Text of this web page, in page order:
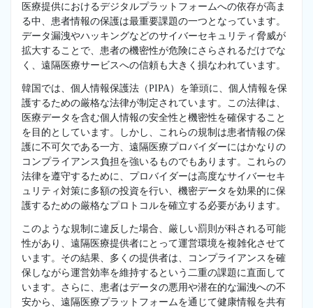
医療提供におけるデジタルプラットフォームへの依存が高ま
る中、患者情報の保護は最重要課題の一つとなっています。
データ漏洩やハッキングなどのサイバーセキュリティ脅威が
拡大することで、患者の機密性が危険にさらされるだけでな
く、遠隔医療サービスへの信頼も大きく損なわれています。
韓国では、個人情報保護法（PIPA）を筆頭に、個人情報を保
護するための厳格な法律が制定されています。この法律は、
医療データを含む個人情報の安全性と機密性を確保すること
を目的としています。しかし、これらの規制は患者情報の保
護に不可欠である一方、遠隔医療プロバイダーにはかなりの
コンプライアンス負担を強いるものでもあります。これらの
法律を遵守するために、プロバイダーは高度なサイバーセキ
ュリティ対策に多額の投資を行い、機密データを効果的に保
護するための厳格なプロトコルを確立する必要があります。
このような規制に違反した場合、厳しい罰則が科される可能
性があり、遠隔医療提供者にとって運営環境を複雑化させて
います。その結果、多くの提供者は、コンプライアンスを確
保しながら運営効率を維持するという二重の課題に直面して
います。さらに、患者はデータの悪用や潜在的な漏洩への不
安から、遠隔医療プラットフォームを通じて健康情報を共有